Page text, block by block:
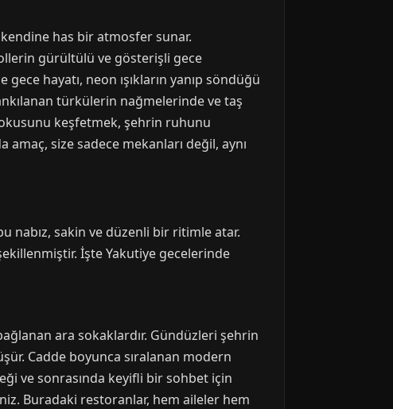
has bir atmosfer sunar.
gürültülü ve gösterişli gece
hayatı, neon ışıkların yanıp söndüğü
türkülerin nağmelerinde ve taş
keşfetmek, şehrin ruhunu
size sadece mekanları değil, aynı
nabız, sakin ve düzenli bir ritimle atar.
İşte Yakutiye gecelerinde
ara sokaklardır. Gündüzleri şehrin
Cadde boyunca sıralanan modern
ve sonrasında keyifli bir sohbet için
Buradaki restoranlar, hem aileler hem